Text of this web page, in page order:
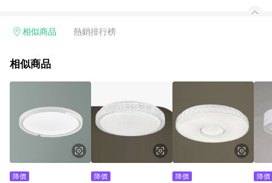
相似商品 熱銷排行榜
相似商品
降價 降價 降價 降價